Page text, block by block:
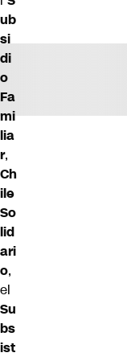
ub
si
di
o
Fa
mi
lia
r,
Ch
ile
So
lid
ari
o,
el
Su
bs
ist